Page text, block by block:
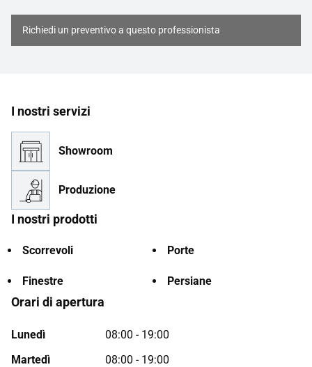
Richiedi un preventivo a questo professionista
I nostri servizi
Showroom
Produzione
I nostri prodotti
Scorrevoli Porte
Finestre Persiane
Orari di apertura
Lunedì
08:00 - 19:00
Martedì
08:00 - 19:00